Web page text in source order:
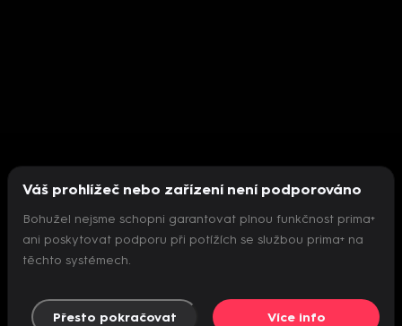
Nepodařilo se inicializovat přehrávač
Váš prohlížeč nebo zařízení není podporováno
Bohužel nejsme schopni garantovat plnou funkčnost prima+
ani poskytovat podporu při potížích se službou prima+ na
těchto systémech.
Přesto pokračovat Více info